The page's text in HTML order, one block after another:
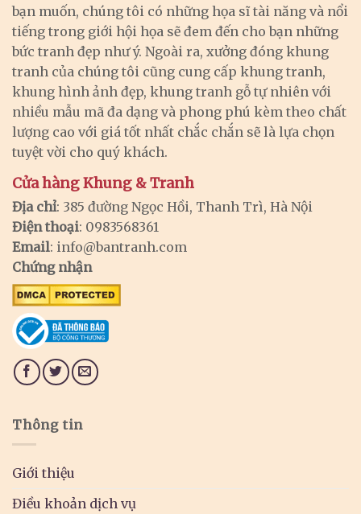
bạn muốn, chúng tôi có những họa sĩ tài năng và nổi
tiếng trong giới hội họa sẽ đem đến cho bạn những
bức tranh đẹp như ý. Ngoài ra, xưởng đóng khung
tranh của chúng tôi cũng cung cấp khung tranh,
khung hình ảnh đẹp, khung tranh gỗ tự nhiên với
nhiều mẫu mã đa dạng và phong phú kèm theo chất
lượng cao với giá tốt nhất chắc chắn sẽ là lựa chọn
tuyệt vời cho quý khách.
Cửa hàng Khung & Tranh
Địa chỉ: 385 đường Ngọc Hồi, Thanh Trì, Hà Nội
Điện thoại: 0983568361
Email: info@bantranh.com
Chứng nhận
Thông tin
Giới thiệu
Điều khoản dịch vụ